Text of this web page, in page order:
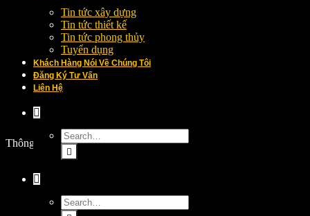
Tin tức xây dựng
Tin tức thiết kế
Tin tức phong thủy
Tuyển dụng
Khách Hàng Nói Về Chúng Tôi
Đăng Ký Tư Vấn
Liên Hệ
Thông tin dự án Khách hàng: Phòng khám đa khoa Hương